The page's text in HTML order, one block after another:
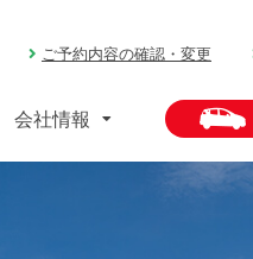
ご予約内容の確認・変更
会社情報